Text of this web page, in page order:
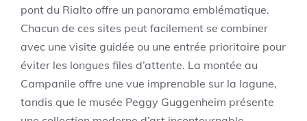
pont du Rialto offre un panorama emblématique.
Chacun de ces sites peut facilement se combiner
avec une visite guidée ou une entrée prioritaire pour
éviter les longues files d’attente. La montée au
Campanile offre une vue imprenable sur la lagune,
tandis que le musée Peggy Guggenheim présente